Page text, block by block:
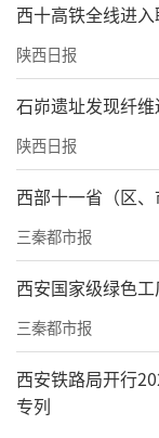
西十高铁全线进
陕西日报
石峁遗址发现纤
陕西日报
西部十一省（区
三秦都市报
西安国家级绿色
三秦都市报
西安铁路局开行
专列